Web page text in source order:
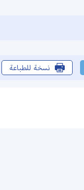
نسخة للطباعة